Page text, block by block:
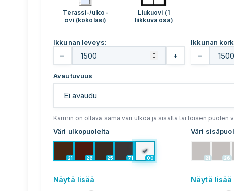
Terassi-/ulko-
ovi (kokolasi)
Liukuovi (1
liikkuva osa)
Ikkunan leveys:
− +
Ikkunan
−
Avautuvuus
Karmin on oltava sama väri ulkoa ja sisältä tai toisen puolen
Väri ulkopuolelta
21 26 25 71
✓
00
Näytä lisää
Väri
21 26
Näytä lisää